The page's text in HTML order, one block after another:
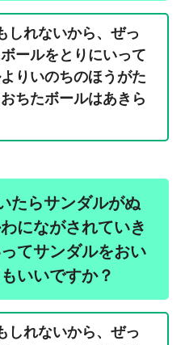
しれないから、ぜっ
ールをとりにいって
りいのちのほうがた
ちたボールはあきら
たらサンダルがぬ
にながされていき
てサンダルをおい
いいですか？
しれないから、ぜっ